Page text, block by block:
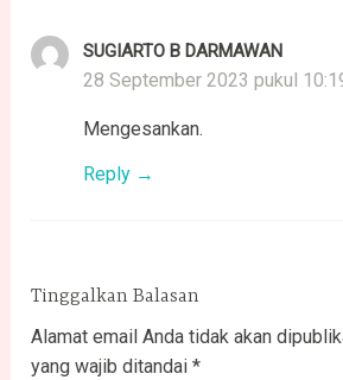
SUGIARTO B DARMAWAN
28 September 2023 pukul
Mengesankan.
Reply
Tinggalkan Balasan
Alamat email Anda tidak akan
yang wajib ditandai*